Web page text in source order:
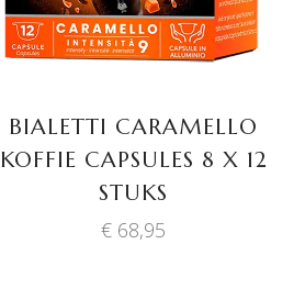
BIALETTI CARAMELLO
KOFFIE CAPSULES 8 X 12
STUKS
€ 68,95